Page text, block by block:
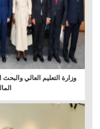
وزارة التعليم العالي
المالي